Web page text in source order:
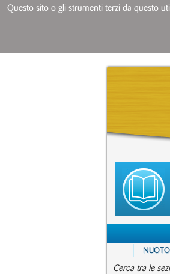
NUOTO
Cerca tra le
Questo sito o gli strumenti terzi da questo